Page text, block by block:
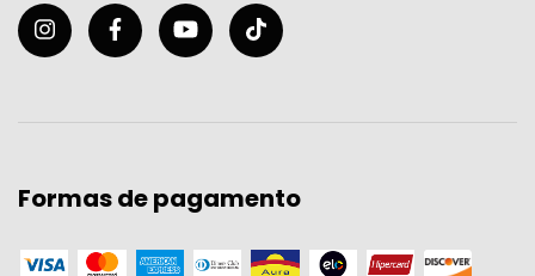
Formas de pagamento